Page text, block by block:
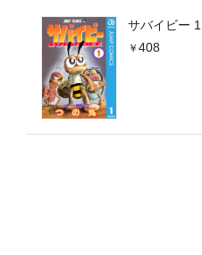
サバイビー 1
408